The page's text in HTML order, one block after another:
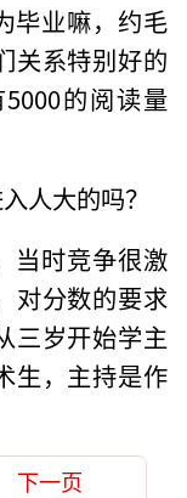
毕业嘛，约毛
关系特别好的
的阅读量
人大的吗？
当时竞争很激
对分数的要求
三岁开始学主
生，主持是作
下一页